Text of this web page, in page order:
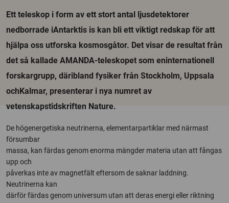
Ett teleskop i form av ett stort antal ljusdetektorer
nedborrade iAntarktis is kan bli ett viktigt redskap för att
hjälpa oss utforska kosmosgåtor. Det visar de resultat från
det så kallade AMANDA-teleskopet som eninternationell
forskargrupp, däribland fysiker från Stockholm, Uppsala
ochKalmar, presenterar i nya numret av
vetenskapstidskriften Nature.
De högenergetiska neutrinerna, elementarpartiklar med närmast
försumbar
massa, kan färdas genom enorma mängder materia utan att fångas
upp och
påverkas inte av magnetfält eftersom de saknar laddning.
Neutrinerna kan
därför färdas genom universum utan att deras energi eller riktning